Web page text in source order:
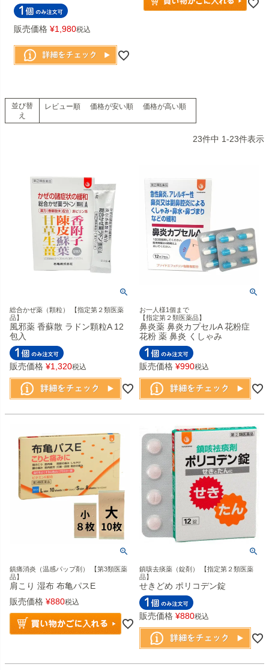
販売価格 ¥1,980税込
並び替
え
レビュー順 価格が安い順 価格が高い順
23件中 1-23件表示
総合かぜ薬（顆粒） 【指定第２類医薬
品】
風邪薬 香蘇散 ラドン顆粒A 12
包入
販売価格 ¥1,320税込
お一人様1個まで
【指定第２類医薬品】
鼻炎薬 鼻炎カプセルA 花粉症
花粉 薬 鼻炎 くしゃみ
販売価格 ¥990税込
鎮痛消炎（温感パップ剤） 【第3類医薬
品】
肩こり 湿布 布亀パスE
販売価格 ¥880税込
鎮咳去痰薬（錠剤） 【指定第２類医薬
品】
せきどめ ポリコデン錠
販売価格 ¥880税込